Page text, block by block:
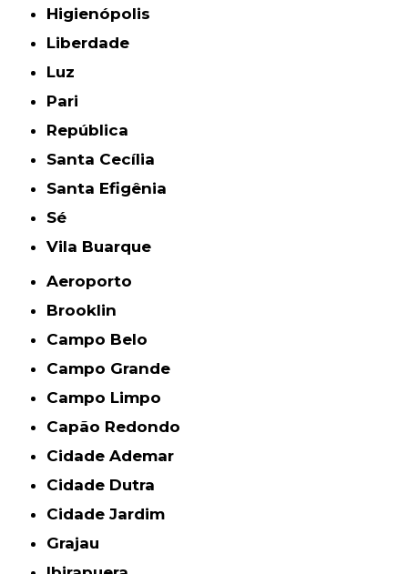
Higienópolis
Liberdade
Luz
Pari
República
Santa Cecília
Santa Efigênia
Sé
Vila Buarque
Aeroporto
Brooklin
Campo Belo
Campo Grande
Campo Limpo
Capão Redondo
Cidade Ademar
Cidade Dutra
Cidade Jardim
Grajau